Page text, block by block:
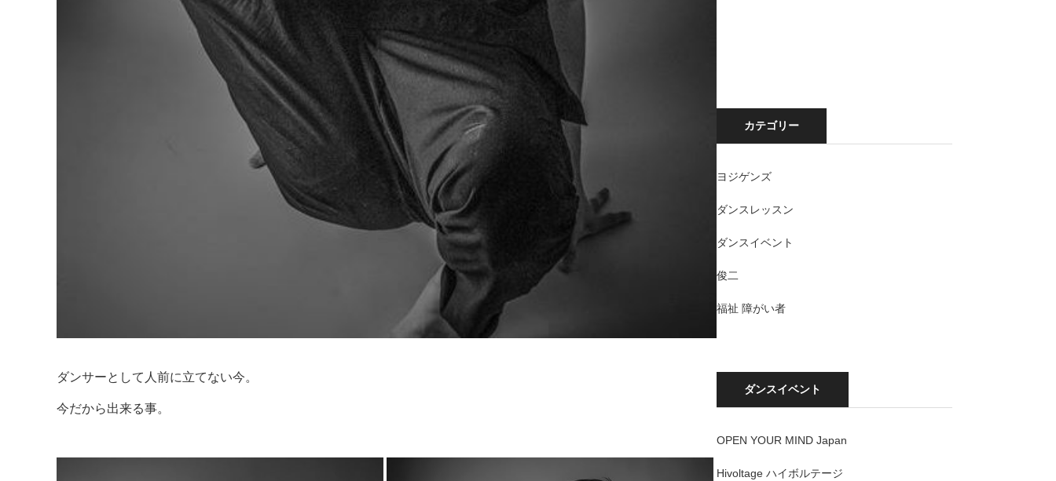
ダンサーとして人前に立てない今。
今だから出来る事。
カテゴリー
ヨジゲンズ
ダンスレッスン
ダンスイベント
俊二
福祉 障がい者
ダンスイベント
OPEN YOUR MIND Japan
Hivoltage ハイボルテージ